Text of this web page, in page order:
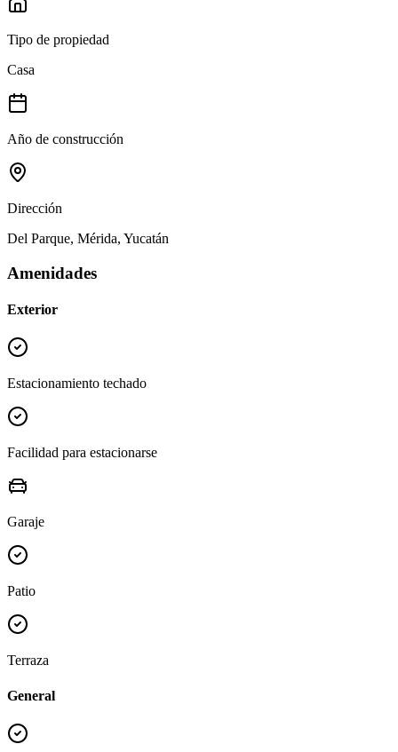
Tipo de propiedad
Casa
Año de construcción
Dirección
Del Parque, Mérida, Yucatán
Amenidades
Exterior
Estacionamiento techado
Facilidad para estacionarse
Garaje
Patio
Terraza
General